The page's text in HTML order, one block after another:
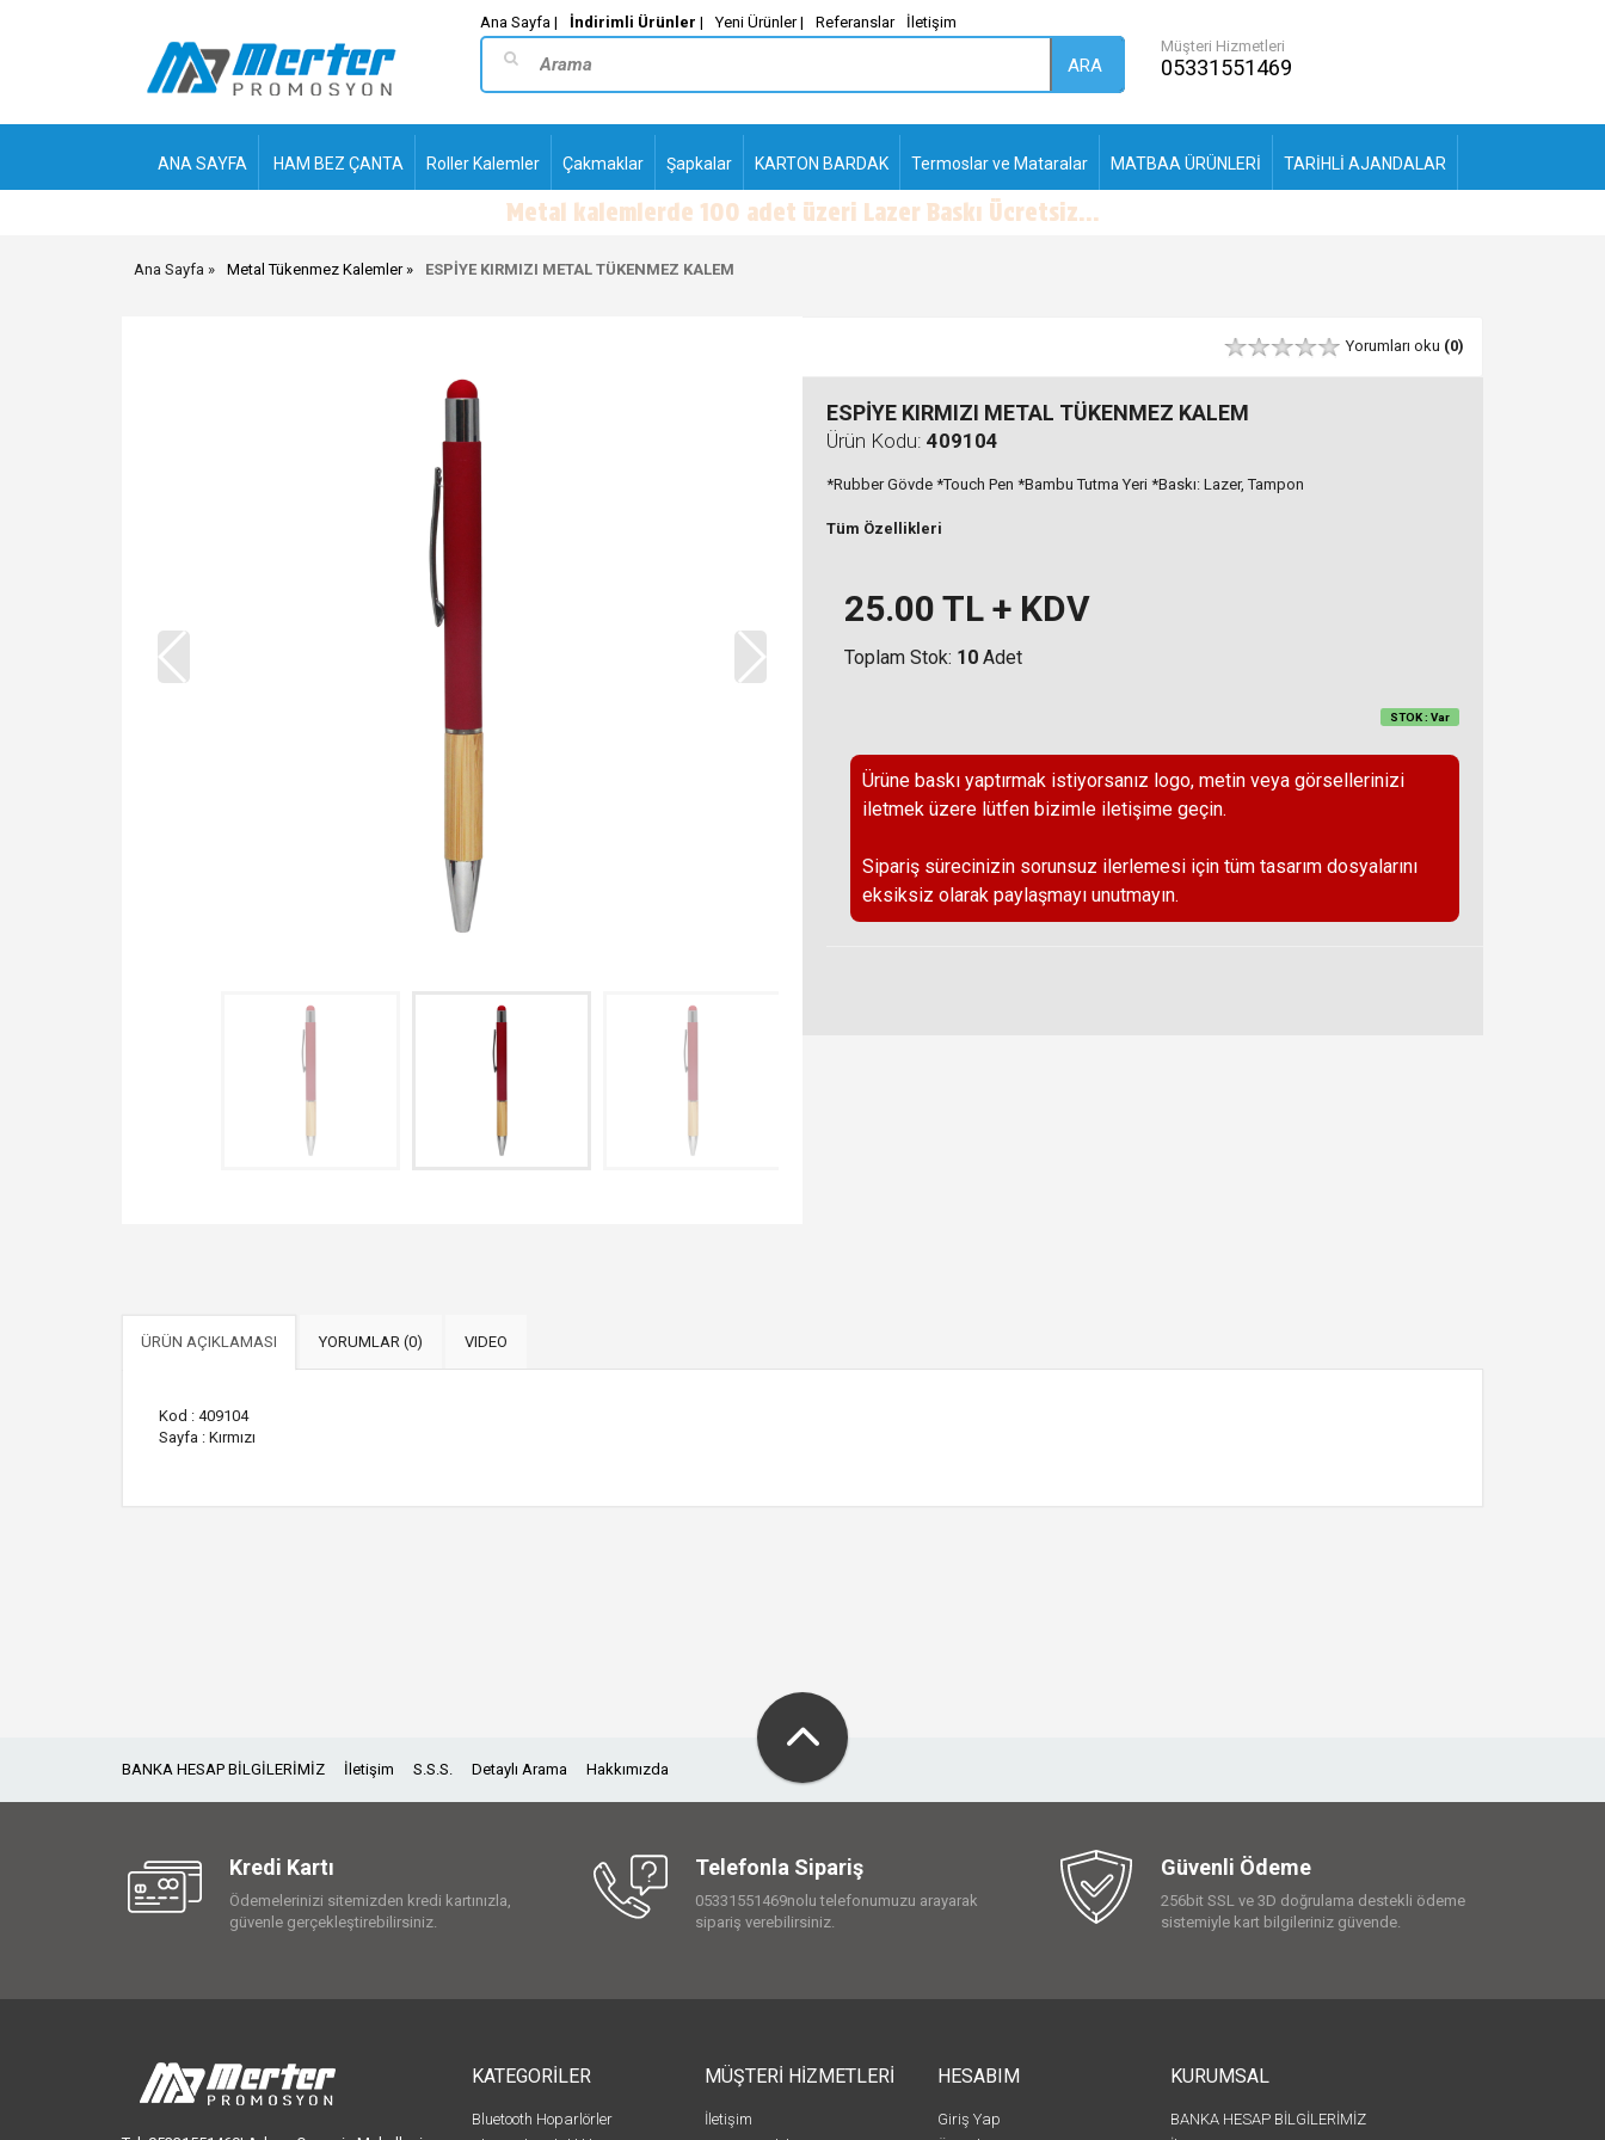
Ana Sayfa | İndirimli Ürünler | Yeni Ürünler | Referanslar İletişim
ARA
Müşteri Hizmetleri
05331551469
ANA SAYFA HAM BEZ ÇANTA Roller Kalemler Çakmaklar Şapkalar KARTON BARDAK Termoslar ve Mataralar MATBAA ÜRÜNLERİ TARİHLİ AJANDALAR
PLASTİK TÜKENMEZ
-
Ana Sayfa Metal Tükenmez Kalemler ESPİYE KIRMIZI METAL TÜKENMEZ KALEM
Yorumları oku (0)
ESPİYE KIRMIZI METAL TÜKENMEZ KALEM
Ürün Kodu: 409104
*Rubber Gövde *Touch Pen *Bambu Tutma Yeri *Baskı: Lazer, Tampon
Tüm Özellikleri
25.00 TL + KDV
Toplam Stok: 10 Adet
STOK : Var
Ürüne baskı yaptırmak istiyorsanız logo, metin veya görsellerinizi
iletmek üzere lütfen bizimle iletişime geçin.
Sipariş sürecinizin sorunsuz ilerlemesi için tüm tasarım dosyalarını
eksiksiz olarak paylaşmayı unutmayın.
ÜRÜN AÇIKLAMASI YORUMLAR (0) VIDEO
Kod : 409104
Sayfa : Kırmızı
BANKA HESAP BİLGİLERİMİZ İletişim S.S.S. Detaylı Arama Hakkımızda
Kredi Kartı
Ödemelerinizi sitemizden kredi kartınızla,
güvenle gerçekleştirebilirsiniz.
Telefonla Sipariş
05331551469nolu telefonumuzu arayarak
sipariş verebilirsiniz.
Güvenli Ödeme
256bit SSL ve 3D doğrulama destekli ödeme
sistemiyle kart bilgileriniz güvende.
KATEGORİLER
Bluetooth Hoparlörler
MÜŞTERİ HİZMETLERİ
İletişim
HESABIM
Giriş Yap
KURUMSAL
BANKA HESAP BİLGİLERİMİZ